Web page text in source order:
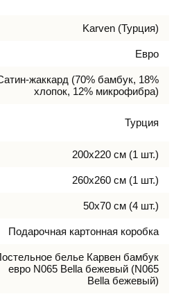
Karven (Турция)
Евро
жаккард (70% бамбук, 18%
хлопок, 12% микрофибра)
Турция
200х220 см (1 шт.)
260х260 см (1 шт.)
50х70 см (4 шт.)
Подарочная картонная коробка
белье Карвен бамбук
евро N065 Bella бежевый (N065
Bella бежевый)